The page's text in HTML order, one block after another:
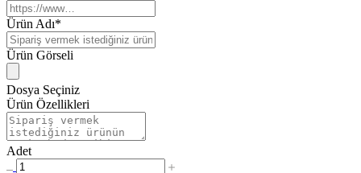
Ürün Adı*
Ürün Görseli
Dosya Seçiniz
Ürün Özellikleri
Adet